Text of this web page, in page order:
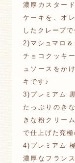
濃厚カスター
ケーキを、オ
したクレープ
2)マシュマロ＆
チョコクッキ
ュソースをか
キです♪
3)プレミアム
たっぷりのき
きな粉クリー
で仕上げた究
4)プレミアム
濃厚なフラン